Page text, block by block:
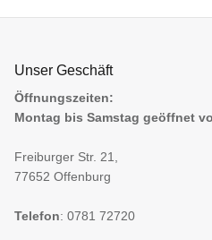
Unser Geschäft
Öffnungszeiten:
Montag bis Samstag geöffnet
Freiburger Str. 21,
77652 Offenburg
Telefon: 0781 72720